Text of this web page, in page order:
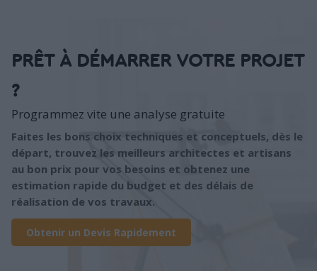
PRÊT À DÉMARRER VOTRE PROJET
?
Programmez vite une analyse gratuite
Faites les bons choix techniques et conceptuels, dès le
départ, trouvez les meilleurs architectes et artisans
au bon prix pour vos besoins et obtenez une
estimation rapide du budget et des délais de
réalisation de vos travaux.
Obtenir un Devis Rapidement